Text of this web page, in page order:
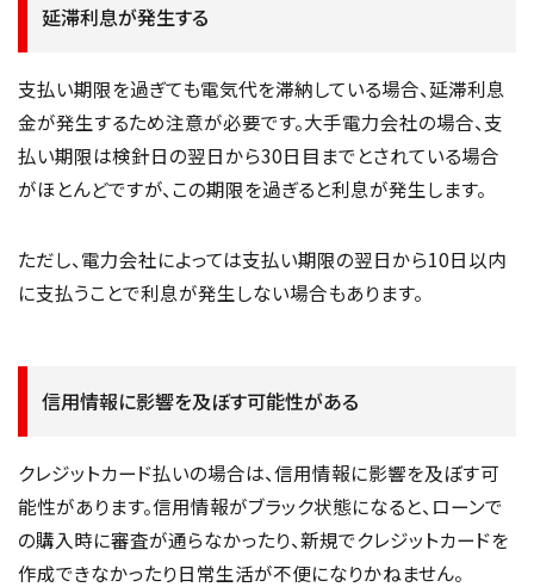
延滞利息が発生する
支払い期限を過ぎても電気代を滞納している場合、延滞利息
金が発生するため注意が必要です。大手電力会社の場合、支
払い期限は検針日の翌日から30日目までとされている場合
がほとんどですが、この期限を過ぎると利息が発生します。
ただし、電力会社によっては支払い期限の翌日から10日以内
に支払うことで利息が発生しない場合もあります。
信用情報に影響を及ぼす可能性がある
クレジットカード払いの場合は、信用情報に影響を及ぼす可
能性があります。信用情報がブラック状態になると、ローンで
の購入時に審査が通らなかったり、新規でクレジットカードを
作成できなかったり日常生活が不便になりかねません。